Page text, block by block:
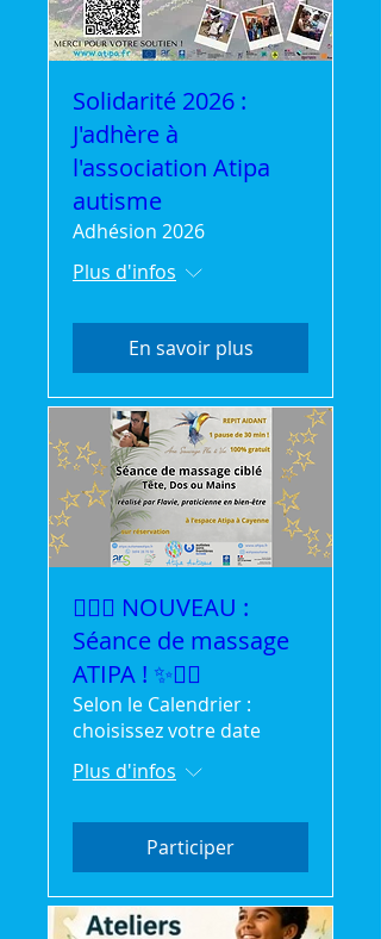
Solidarité 2026 :
J'adhère à
l'association Atipa
autisme
Adhésion 2026
Plus d'infos
En savoir plus
💆‍♀️✨ NOUVEAU :
Séance de massage
ATIPA ! ✨💆‍♂️
Selon le Calendrier :
choisissez votre date
Plus d'infos
Participer